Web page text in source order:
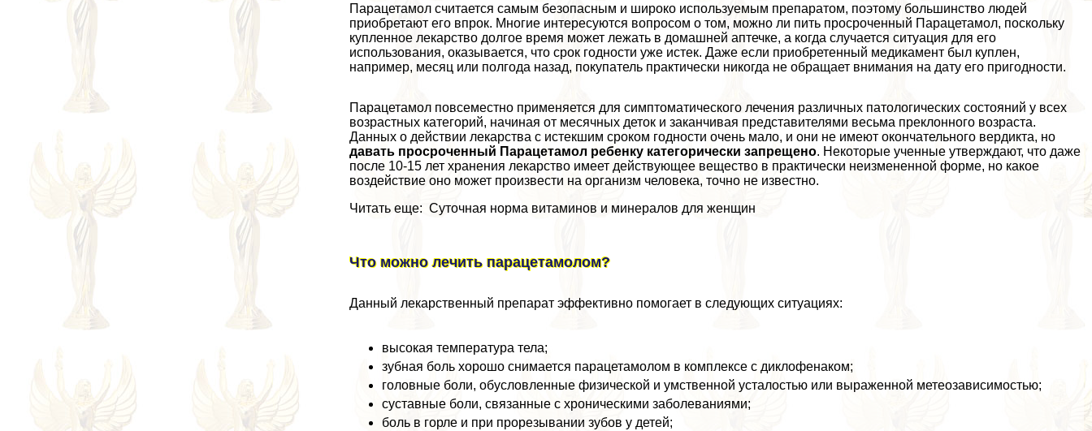
Парацетамол считается самым безопасным и широко используемым препаратом, поэтому большинство людей
приобретают его впрок. Многие интересуются вопросом о том, можно ли пить просроченный Парацетамол, поскольку
купленное лекарство долгое время может лежать в домашней аптечке, а когда случается ситуация для его
использования, оказывается, что срок годности уже истек. Даже если приобретенный медикамент был куплен,
например, месяц или полгода назад, покупатель пpaктически никогда не обращает внимания на дату его пригодности.
Парацетамол повсеместно применяется для симптоматического лечения различных патологических состояний у всех
возрастных категорий, начиная от мecячных деток и заканчивая представителями весьма преклонного возраста.
Данных о действии лекарства с истекшим сроком годности очень мало, и они не имеют окончательного вердикта, но
давать просроченный Парацетамол ребенку категорически запрещено. Некоторые ученные утверждают, что даже
после 10-15 лет хранения лекарство имеет действующее вещество в пpaктически неизмененной форме, но какое
воздействие оно может произвести на организм человека, точно не известно.
Читать еще: Суточная норма витаминов и минералов для женщин
Что можно лечить парацетамолом?
Данный лекарственный препарат эффективно помогает в следующих ситуациях:
высокая температура тела;
зубная боль хорошо снимается парацетамолом в комплексе с диклофенаком;
головные боли, обусловленные физической и умственной усталостью или выраженной метеозависимостью;
суставные боли, связанные с хроническими заболеваниями;
боль в горле и при прорезывании зубов у детей;